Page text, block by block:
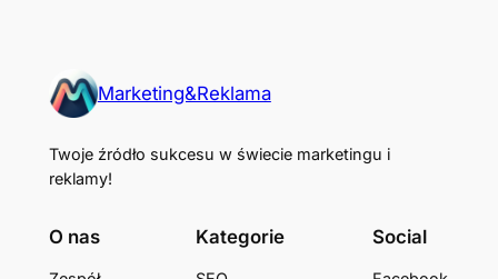
Marketing&Reklama
Twoje źródło sukcesu w świecie marketingu i
reklamy!
O nas Kategorie Social